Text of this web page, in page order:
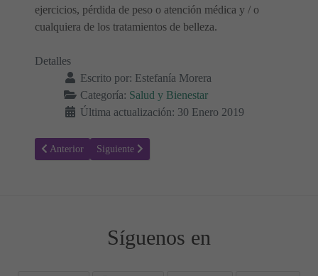
ejercicios, pérdida de peso o atención médica y / o
cualquiera de los tratamientos de belleza.
Detalles
Escrito por: Estefanía Morera
Categoría: Salud y Bienestar
Última actualización: 30 Enero 2019
Artículo anterior: Cáncer de boca - Causas, síntomas y tratamiento
Anterior Artículo siguiente: Hipoglucemia - Nivel bajo de
Siguiente
Síguenos en